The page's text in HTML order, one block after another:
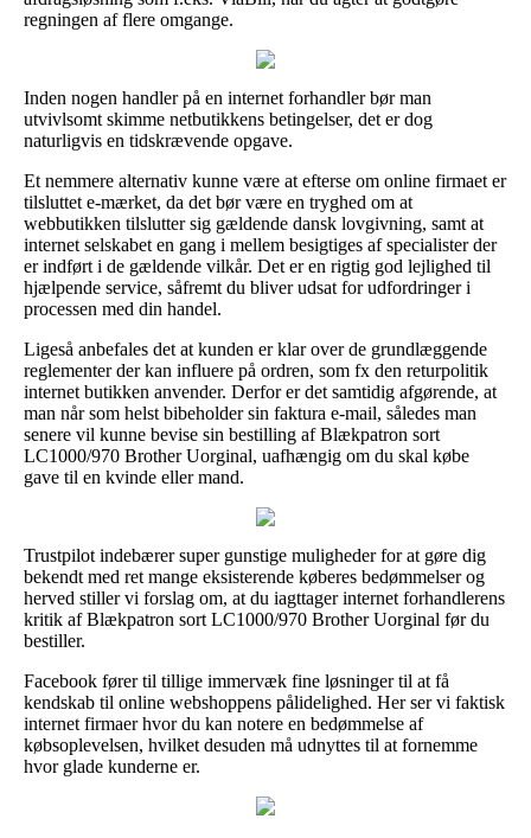
regningen af flere omgange.
Inden nogen handler på en internet forhandler bør man
utvivlsomt skimme netbutikkens betingelser, det er dog
naturligvis en tidskrævende opgave.
Et nemmere alternativ kunne være at efterse om online firmaet er
tilsluttet e-mærket, da det bør være en tryghed om at
webbutikken tilslutter sig gældende dansk lovgivning, samt at
internet selskabet en gang i mellem besigtiges af specialister der
er indført i de gældende vilkår. Det er en rigtig god lejlighed til
hjælpende service, såfremt du bliver udsat for udfordringer i
processen med din handel.
Ligeså anbefales det at kunden er klar over de grundlæggende
reglementer der kan influere på ordren, som fx den returpolitik
internet butikken anvender. Derfor er det samtidig afgørende, at
man når som helst bibeholder sin faktura e-mail, således man
senere vil kunne bevise sin bestilling af Blækpatron sort
LC1000/970 Brother Uorginal, uafhængig om du skal købe
gave til en kvinde eller mand.
Trustpilot indebærer super gunstige muligheder for at gøre dig
bekendt med ret mange eksisterende køberes bedømmelser og
herved stiller vi forslag om, at du iagttager internet forhandlerens
kritik af Blækpatron sort LC1000/970 Brother Uorginal før du
bestiller.
Facebook fører til tillige immervæk fine løsninger til at få
kendskab til online webshoppens pålidelighed. Her ser vi faktisk
internet firmaer hvor du kan notere en bedømmelse af
købsoplevelsen, hvilket desuden må udnyttes til at fornemme
hvor glade kunderne er.